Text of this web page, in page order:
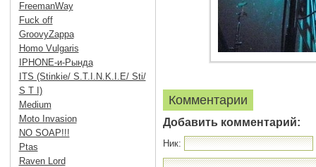
Комментарии
Добавить комментарий:
Ник:
FreemanWay
Fuck off
GroovyZappa
Homo Vulgaris
IPHONE-и-Рында
ITS (Stinkie/ S.T.I.N.K.I.E/ Sti/
S T I)
Medium
Moto Invasion
NO SOAP!!!
Ptas
Raven Lord